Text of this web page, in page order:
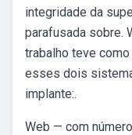
integridade da
parafusada sobre.
trabalho teve
esses dois
implante:.
Web — com